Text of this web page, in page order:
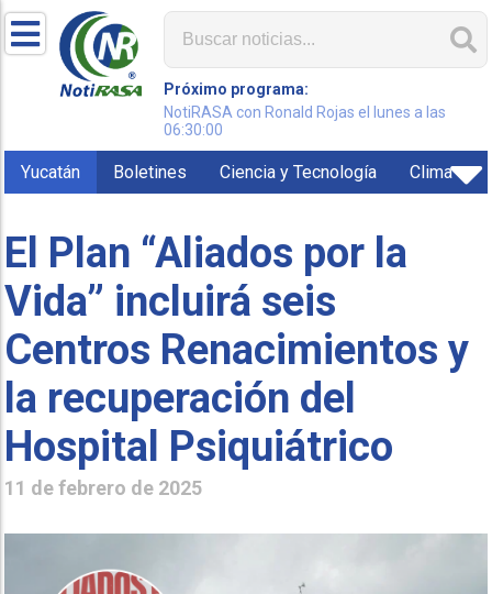
Próximo programa:
NotiRASA con Ronald Rojas el lunes a las
06:30:00
Yucatán Boletines Ciencia y Tecnología Clima
El Plan “Aliados por la
Vida” incluirá seis
Centros Renacimientos y
la recuperación del
Hospital Psiquiátrico
11 de febrero de 2025